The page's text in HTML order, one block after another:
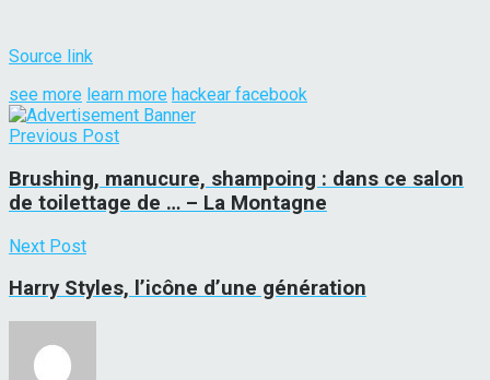
Source link
see more learn more hackear facebook
Previous Post
Brushing, manucure, shampoing : dans ce salon
de toilettage de … – La Montagne
Next Post
Harry Styles, l’icône d’une génération